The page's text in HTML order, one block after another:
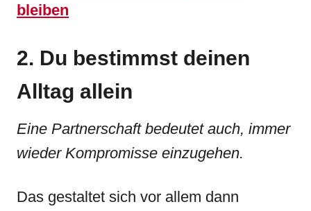
bleiben
2. Du bestimmst deinen
Alltag allein
Eine Partnerschaft bedeutet auch, immer
wieder Kompromisse einzugehen.
Das gestaltet sich vor allem dann